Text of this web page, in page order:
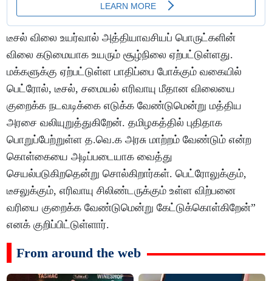
டீசல் விலை உயர்வால் அத்தியாவசியப் பொருட்களின்
விலை கடுமையாக உயரும் சூழ்நிலை ஏற்பட்டுள்ளது.
மக்களுக்கு ஏற்பட்டுள்ள பாதிப்பை போக்கும் வகையில்
பெட்ரோல், டீசல், சமையல் எரிவாயு மீதான விலையை
குறைக்க நடவடிக்கை எடுக்க வேண்டுமென்று மத்திய
அரசை வலியுறுத்துகிறேன். தமிழகத்தில் புதிதாக
பொறுப்பேற்றுள்ள த.வெ.க அரசு மாற்றம் வேண்டும் என்ற
கொள்கையை அடிப்படையாக வைத்து
செயல்படுகிறதென்று சொல்கிறார்கள். பெட்ரோலுக்கும்,
டீசலுக்கும், எரிவாயு சிலிண்டருக்கும் உள்ள விற்பனை
வரியை குறைக்க வேண்டுமென்று கேட்டுக்கொள்கிறேன்”
எனக் குறிப்பிட்டுள்ளார்.
From around the web